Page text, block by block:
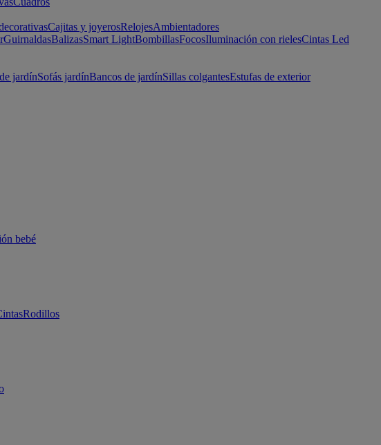
Cajitas y joyerosRelojesAmbientadores
GuirnaldasBalizasSmart LightBombillasFocosIluminación con rielesCintas Led
jardínSofás jardínBancos de jardínSillas colgantesEstufas de exterior
bebé
Rodillos